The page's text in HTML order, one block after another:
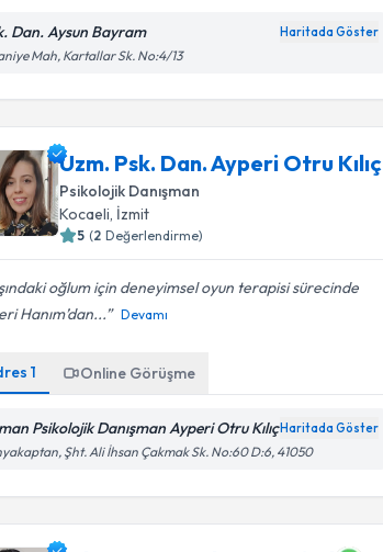
Dan. Aysun Bayram Haritada Göster
Mah, Kartallar Sk. No:4/13
Uzm. Psk. Dan. Ayperi Otru Kılıç
Psikolojik Danışman
Kocaeli, İzmit
5 (2 Değerlendirme)
oğlum için deneyimsel oyun terapisi sürecinde
Hanım’dan...
Devamı
1 Online Görüşme
Psikolojik Danışman Ayperi Otru KılıçHaritada Göster
Şht. Ali İhsan Çakmak Sk. No:60 D:6, 41050